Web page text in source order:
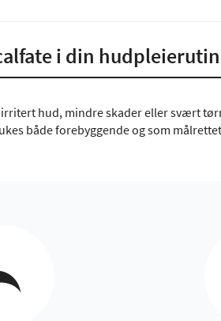
i din
hud, mindre skader eller svært
både forebyggende og som